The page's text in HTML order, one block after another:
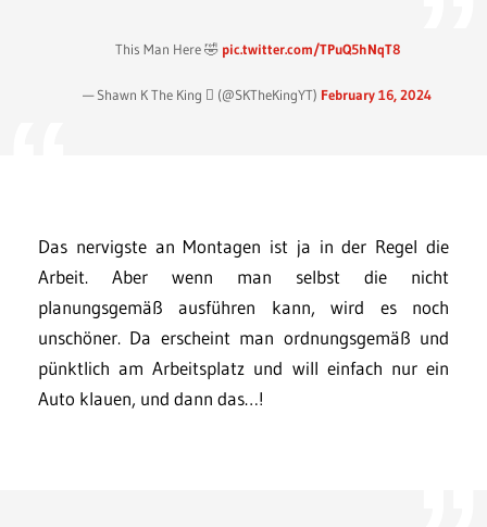
This Man Here 🤣 pic.twitter.com/TPuQ5hNqT8
— Shawn K The King  (@SKTheKingYT) February 16, 2024
Das nervigste an Montagen ist ja in der Regel die
Arbeit. Aber wenn man selbst die nicht
planungsgemäß ausführen kann, wird es noch
unschöner. Da erscheint man ordnungsgemäß und
pünktlich am Arbeitsplatz und will einfach nur ein
Auto klauen, und dann das…!